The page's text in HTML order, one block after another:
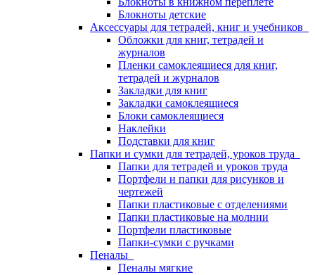
Блокноты детские
Аксессуары для тетрадей, книг и учебников
Обложки для книг, тетрадей и
журналов
Пленки самоклеящиеся для книг,
тетрадей и журналов
Закладки для книг
Закладки самоклеящиеся
Блоки самоклеящиеся
Наклейки
Подставки для книг
Папки и сумки для тетрадей, уроков труда
Папки для тетрадей и уроков труда
Портфели и папки для рисунков и
чертежей
Папки пластиковые с отделениями
Папки пластиковые на молнии
Портфели пластиковые
Папки-сумки с ручками
Пеналы
Пеналы мягкие